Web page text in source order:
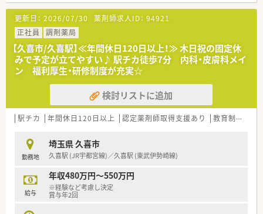
■各種研修制度が充実。
医薬の専門知識から調剤業務・服薬指導などの実務的な内容、
マネジメントに関する内容までOJT研修や全体研修といった各
種研修を通して、しっかりと学ぶことができます。
■e‐ラーニングもあり、ご自身のペースで知識をブラッシュア
ップできます。
更新日： 2026/07/30 薬剤師求人ID： 94921
正社員
調剤薬局
【久喜市/久喜駅】≪年間休日120日以上！≫ 木日祝の固定休
みで予定が立てやすい♪ 駅チカ徒歩7分 内科・皮膚科メイ
ン 福利厚生・研修制度が充実☆
検討リストに追加
駅チカ 年間休日120日以上 認定薬剤師取得支援あり 教育制度あり
勤務地
埼玉県 久喜市
久喜駅 (JR宇都宮線)／久喜駅 (東武伊勢崎線)
給与
年収480万円～550万円
※経験など考慮し決定
賞与年2回